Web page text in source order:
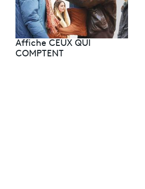
Affiche CEUX QUI
COMPTENT